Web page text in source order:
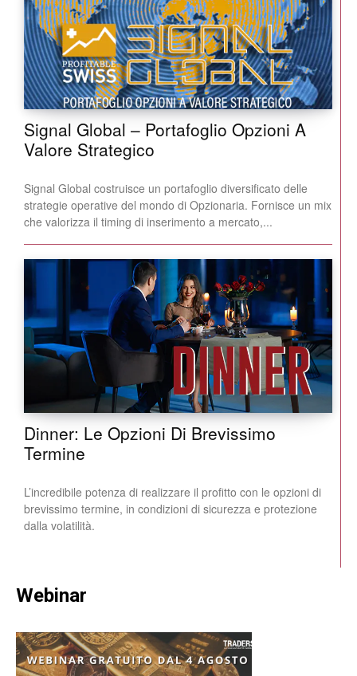
Signal Global – Portafoglio Opzioni A
Valore Strategico
Signal Global costruisce un portafoglio diversificato delle
strategie operative del mondo di Opzionaria. Fornisce un mix
che valorizza il timing di inserimento a mercato,...
Dinner: Le Opzioni Di Brevissimo
Termine
L’incredibile potenza di realizzare il profitto con le opzioni di
brevissimo termine, in condizioni di sicurezza e protezione
dalla volatilità.
Webinar